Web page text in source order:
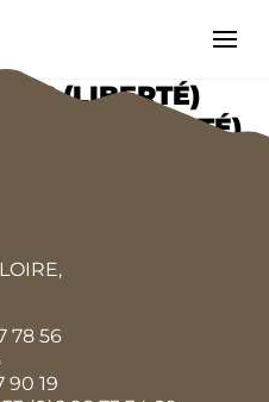
(LIBERTÉ)
(LIBERTÉ)
78 56
90 19